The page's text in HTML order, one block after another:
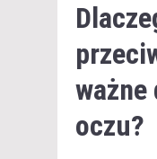
ważne
oczu?